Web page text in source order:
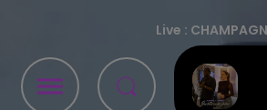
Live :